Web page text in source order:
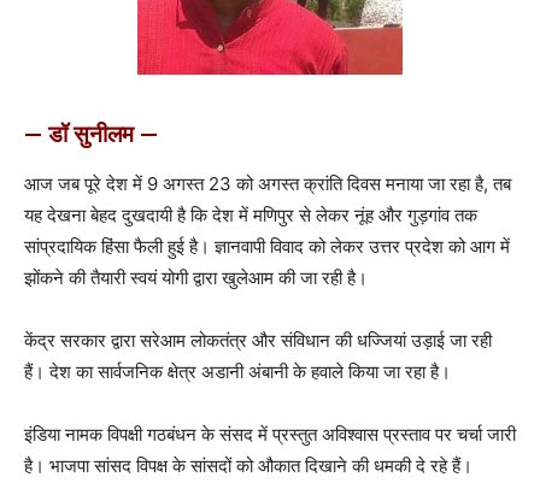
— डॉ सुनीलम —
आज जब पूरे देश में 9 अगस्त 23 को अगस्त क्रांति दिवस मनाया जा रहा है, तब
यह देखना बेहद दुखदायी है कि देश में मणिपुर से लेकर नूंह और गुड़गांव तक
सांप्रदायिक हिंसा फैली हुई है। ज्ञानवापी विवाद को लेकर उत्तर प्रदेश को आग में
झोंकने की तैयारी स्वयं योगी द्वारा खुलेआम की जा रही है।
केंद्र सरकार द्वारा सरेआम लोकतंत्र और संविधान की धज्जियां उड़ाई जा रही
हैं। देश का सार्वजनिक क्षेत्र अडानी अंबानी के हवाले किया जा रहा है।
इंडिया नामक विपक्षी गठबंधन के संसद में प्रस्तुत अविश्वास प्रस्ताव पर चर्चा जारी
है। भाजपा सांसद विपक्ष के सांसदों को औकात दिखाने की धमकी दे रहे हैं।